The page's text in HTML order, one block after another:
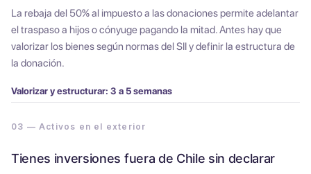
La rebaja del 50% al impuesto a las donaciones permite adelantar
el traspaso a hijos o cónyuge pagando la mitad. Antes hay que
valorizar los bienes según normas del SII y definir la estructura de
la donación.
Valorizar y estructurar: 3 a 5 semanas
03 — Activos en el exterior
Tienes inversiones fuera de Chile sin declarar